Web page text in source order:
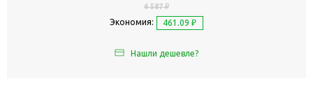
6 587 ₽
Экономия: 461.09 ₽
Нашли дешевле?